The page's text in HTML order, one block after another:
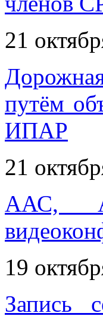
21
путём
ИПАР
21
ААС,
19
Запись